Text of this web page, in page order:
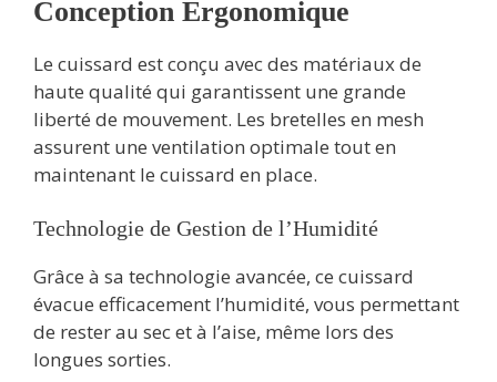
Conception Ergonomique
Le cuissard est conçu avec des matériaux de
haute qualité qui garantissent une grande
liberté de mouvement. Les bretelles en mesh
assurent une ventilation optimale tout en
maintenant le cuissard en place.
Technologie de Gestion de l’Humidité
Grâce à sa technologie avancée, ce cuissard
évacue efficacement l’humidité, vous permettant
de rester au sec et à l’aise, même lors des
longues sorties.